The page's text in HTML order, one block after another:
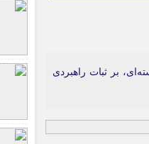
بر ثبات راهبردی